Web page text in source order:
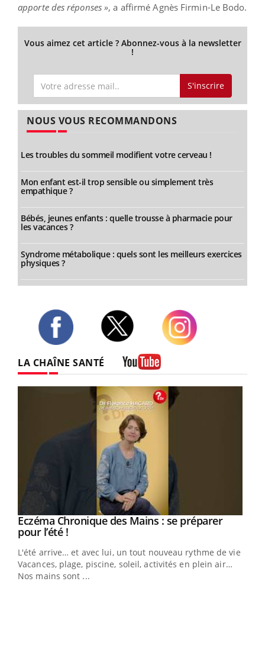
apporte des réponses », a affirmé Agnès Firmin-Le Bodo.
Vous aimez cet article ? Abonnez-vous à la newsletter
!
S'inscrire
NOUS VOUS RECOMMANDONS
Les troubles du sommeil modifient votre cerveau !
Mon enfant est-il trop sensible ou simplement très
empathique ?
Bébés, jeunes enfants : quelle trousse à pharmacie pour
les vacances ?
Syndrome métabolique : quels sont les meilleurs exercices
physiques ?
LA CHAÎNE SANTÉ
Youtube
Eczéma Chronique des Mains : se préparer
pour l’été !Youtube
L'été arrive… et avec lui, un tout nouveau rythme de vie !
Vacances, plage, piscine, soleil, activités en plein air…
Nos mains sont ...